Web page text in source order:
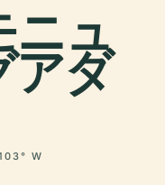
ニュ
アダ
W